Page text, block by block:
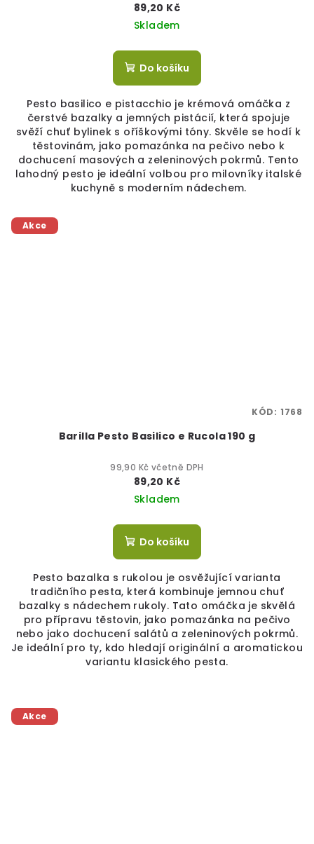
89,20 Kč
Skladem
Do košíku
Pesto basilico e pistacchio je krémová omáčka z
čerstvé bazalky a jemných pistácií, která spojuje
svěží chuť bylinek s oříškovými tóny. Skvěle se hodí k
těstovinám, jako pomazánka na pečivo nebo k
dochucení masových a zeleninových pokrmů. Tento
lahodný pesto je ideální volbou pro milovníky italské
kuchyně s moderním nádechem.
Akce
Barilla Pesto Basilico e Rucola 190 g
99,90 Kč včetně DPH
89,20 Kč
Skladem
Do košíku
Pesto bazalka s rukolou je osvěžující varianta
tradičního pesta, která kombinuje jemnou chuť
bazalky s nádechem rukoly. Tato omáčka je skvělá
pro přípravu těstovin, jako pomazánka na pečivo
nebo jako dochucení salátů a zeleninových pokrmů.
Je ideální pro ty, kdo hledají originální a aromatickou
variantu klasického pesta.
KÓD: 1768
Akce